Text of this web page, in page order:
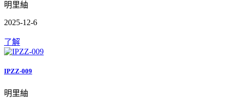
明里紬
2025-12-6
了解
IPZZ-009
明里紬